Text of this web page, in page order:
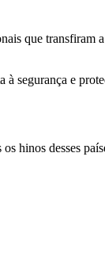
que transfiram
segurança e
hinos desses